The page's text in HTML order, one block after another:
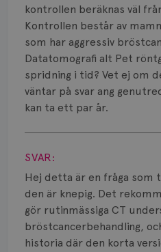
kontrollen beräknas väl
Kontrollen består av
som har aggressiv
Datatomografi alt Pet
spridning i tid? Vet ej om
väntar på svar ang
kan ta ett par år.
Visa svar
SVAR:
Hej detta är en fråga som
den är knepig. Det
gör rutinmässiga CT
bröstcancerbehandling,
historia där den korta
Typ av bröstcancer
Smärta
Prognos
Risker
Vätska